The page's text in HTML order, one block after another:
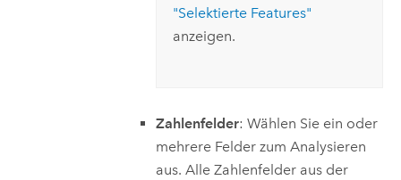
"Selektierte Features"
anzeigen.
Zahlenfelder: Wählen Sie ein oder
mehrere Felder zum Analysieren
aus. Alle Zahlenfelder aus der